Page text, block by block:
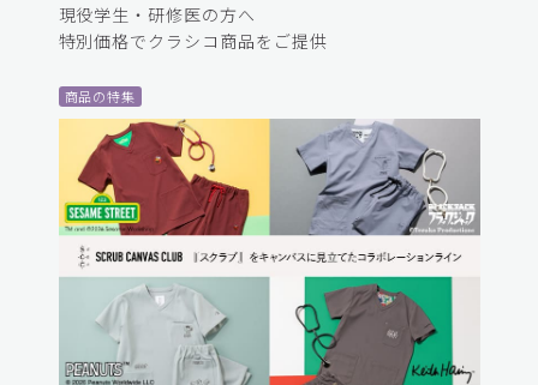
現役学生・研修医の方へ
特別価格でクラシコ商品をご提供
商品の特集